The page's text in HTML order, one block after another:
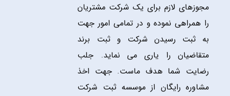
مجوزهای لازم برای یک شرکت مشتریان
را همراهی نموده و در تمامی امور جهت
به ثبت رسیدن شرکت و ثبت برند
متقاضیان را یاری می نماید. جلب
رضایت شما هدف ماست. جهت اخذ
مشاوره رایگان از موسسه ثبت شرکت